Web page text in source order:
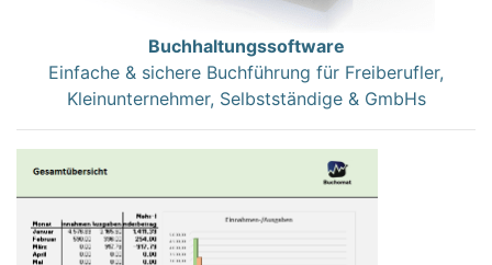
Buchhaltungssoftware
Einfache & sichere Buchführung für Freiberufler,
Kleinunternehmer, Selbstständige & GmbHs